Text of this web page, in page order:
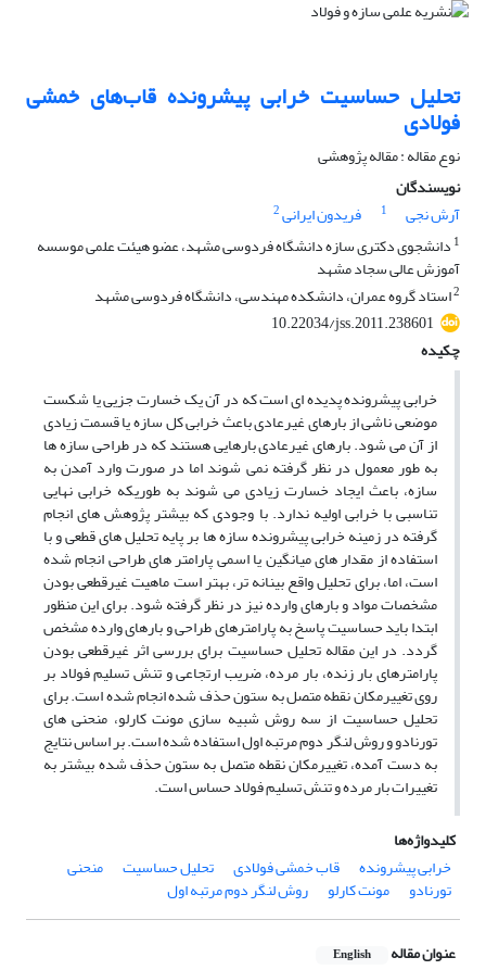
تحلیل حساسیت خرابی پیشرونده قاب‌های خمشی
فولادی
نوع مقاله : مقاله پژوهشی
نویسندگان
آرش نجی
1 فریدون ایرانی2
1 دانشجوی دکتری سازه دانشگاه فردوسی مشهد، عضو هیئت علمی موسسه
آموزش عالی سجاد مشهد
2استاد گروه عمران، دانشکده مهندسی، دانشگاه فردوسی مشهد
10.22034/jss.2011.238601
چکیده
خرابی پیشرونده پدیده ای است که در آن یک خسارت جزیی یا شکست
موضعی ناشی از بارهای غیرعادی باعث خرابی کل سازه یا قسمت زیادی
از آن می شود. بارهای غیرعادی بارهایی هستند که در طراحی سازه ها
به طور معمول در نظر گرفته نمی شوند اما در صورت وارد آمدن به
سازه، باعث ایجاد خسارت زیادی می شوند به طوریکه خرابی نهایی
تناسبی با خرابی اولیه ندارد. با وجودی که بیشتر پژوهش های انجام
گرفته در زمینه خرابی پیشرونده سازه ها بر پایه تحلیل های قطعی و با
استفاده از مقدار های میانگین یا اسمی پارامتر های طراحی انجام شده
است، اما، برای تحلیل واقع بینانه تر، بهتر است ماهیت غیرقطعی بودن
مشخصات مواد و بارهای وارده نیز در نظر گرفته شود. برای این منظور
ابتدا باید حساسیت پاسخ به پارامترهای طراحی و بارهای وارده مشخص
گردد. در این مقاله تحلیل حساسیت برای بررسی اثر غیرقطعی بودن
پارامترهای بار زنده، بار مرده، ضریب ارتجاعی و تنش تسلیم فولاد بر
روی تغییرمکان نقطه متصل به ستون حذف شده انجام شده است. برای
تحلیل حساسیت از سه روش شبیه سازی مونت کارلو، منحنی های
تورنادو و روش لنگر دوم مرتبه اول استفاده شده است. بر اساس نتایج
به دست آمده، تغییرمکان نقطه متصل به ستون حذف شده بیشتر به
تغییرات بار مرده و تنش تسلیم فولاد حساس است.
کلیدواژه‌ها
خرابی پیشرونده
قاب خمشی فولادی تحلیل حساسیت منحنی
تورنادو مونت کارلو روش لنگر دوم مرتبه اول
عنوان مقاله English